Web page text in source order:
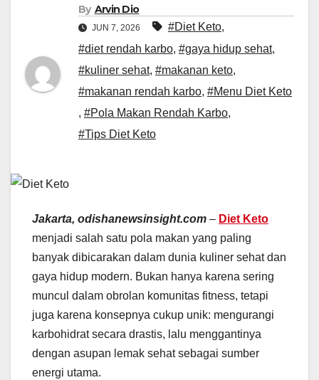
By Arvin Dio
JUN 7, 2026 #Diet Keto,
#diet rendah karbo, #gaya hidup sehat,
#kuliner sehat, #makanan keto,
#makanan rendah karbo, #Menu Diet Keto
, #Pola Makan Rendah Karbo,
#Tips Diet Keto
Jakarta, odishanewsinsight.com – Diet Keto
menjadi salah satu pola makan yang paling
banyak dibicarakan dalam dunia kuliner sehat dan
gaya hidup modern. Bukan hanya karena sering
muncul dalam obrolan komunitas fitness, tetapi
juga karena konsepnya cukup unik: mengurangi
karbohidrat secara drastis, lalu menggantinya
dengan asupan lemak sehat sebagai sumber
energi utama.